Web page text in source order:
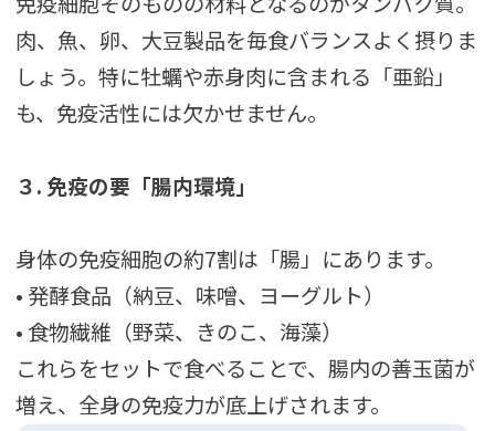
肉、魚、卵、大豆製品を毎食バランスよく摂りま
しょう。特に牡蠣や赤身肉に含まれる「亜鉛」
も、免疫活性には欠かせません。
３. 免疫の要「腸内環境」
身体の免疫細胞の約7割は「腸」にあります。
• 発酵食品（納豆、味噌、ヨーグルト）
• 食物繊維（野菜、きのこ、海藻）
これらをセットで食べることで、腸内の善玉菌が
増え、全身の免疫力が底上げされます。